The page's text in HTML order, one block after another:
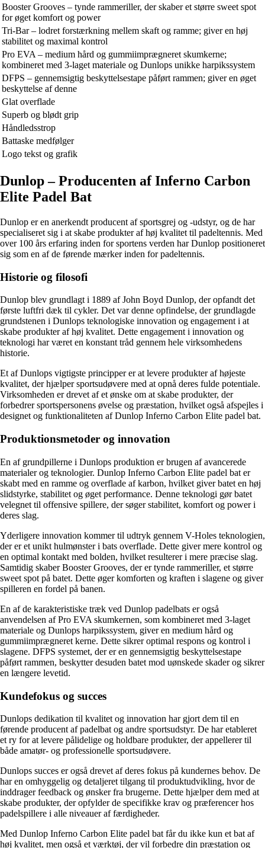
Booster Grooves – tynde rammeriller, der skaber et større sweet spot
for øget komfort og power
Tri-Bar – lodret forstærkning mellem skaft og ramme; giver en høj
stabilitet og maximal kontrol
Pro EVA – medium hård og gummiimprægneret skumkerne;
kombineret med 3-laget materiale og Dunlops unikke harpikssystem
DFPS – gennemsigtig beskyttelsestape påført rammen; giver en øget
beskyttelse af denne
Glat overflade
Superb og blødt grip
Håndledsstrop
Battaske medfølger
Logo tekst og grafik
Dunlop – Producenten af Inferno Carbon
Elite Padel Bat
Dunlop er en anerkendt producent af sportsgrej og -udstyr, og de har
specialiseret sig i at skabe produkter af høj kvalitet til padeltennis. Med
over 100 års erfaring inden for sportens verden har Dunlop positioneret
sig som en af de førende mærker inden for padeltennis.
Historie og filosofi
Dunlop blev grundlagt i 1889 af John Boyd Dunlop, der opfandt det
første luftfri dæk til cykler. Det var denne opfindelse, der grundlagde
grundstenen i Dunlops teknologiske innovation og engagement i at
skabe produkter af høj kvalitet. Dette engagement i innovation og
teknologi har været en konstant tråd gennem hele virksomhedens
historie.
Et af Dunlops vigtigste principper er at levere produkter af højeste
kvalitet, der hjælper sportsudøvere med at opnå deres fulde potentiale.
Virksomheden er drevet af et ønske om at skabe produkter, der
forbedrer sportspersonens øvelse og præstation, hvilket også afspejles i
designet og funktionaliteten af Dunlop Inferno Carbon Elite padel bat.
Produktionsmetoder og innovation
En af grundpillerne i Dunlops produktion er brugen af avancerede
materialer og teknologier. Dunlop Inferno Carbon Elite padel bat er
skabt med en ramme og overflade af karbon, hvilket giver batet en høj
slidstyrke, stabilitet og øget performance. Denne teknologi gør batet
velegnet til offensive spillere, der søger stabilitet, komfort og power i
deres slag.
Yderligere innovation kommer til udtryk gennem V-Holes teknologien,
der er et unikt hulmønster i bats overflade. Dette giver mere kontrol og
en optimal kontakt med bolden, hvilket resulterer i mere præcise slag.
Samtidig skaber Booster Grooves, der er tynde rammeriller, et større
sweet spot på batet. Dette øger komforten og kraften i slagene og giver
spilleren en fordel på banen.
En af de karakteristiske træk ved Dunlop padelbats er også
anvendelsen af Pro EVA skumkernen, som kombineret med 3-laget
materiale og Dunlops harpikssystem, giver en medium hård og
gummiimprægneret kerne. Dette sikrer optimal respons og kontrol i
slagene. DFPS systemet, der er en gennemsigtig beskyttelsestape
påført rammen, beskytter desuden batet mod uønskede skader og sikrer
en længere levetid.
Kundefokus og succes
Dunlops dedikation til kvalitet og innovation har gjort dem til en
førende producent af padelbat og andre sportsudstyr. De har etableret
et ry for at levere pålidelige og holdbare produkter, der appellerer til
både amatør- og professionelle sportsudøvere.
Dunlops succes er også drevet af deres fokus på kundernes behov. De
har en omhyggelig og detaljeret tilgang til produktudvikling, hvor de
inddrager feedback og ønsker fra brugerne. Dette hjælper dem med at
skabe produkter, der opfylder de specifikke krav og præferencer hos
padelspillere i alle niveauer af færdigheder.
Med Dunlop Inferno Carbon Elite padel bat får du ikke kun et bat af
høj kvalitet, men også et værktøj, der vil forbedre din præstation og